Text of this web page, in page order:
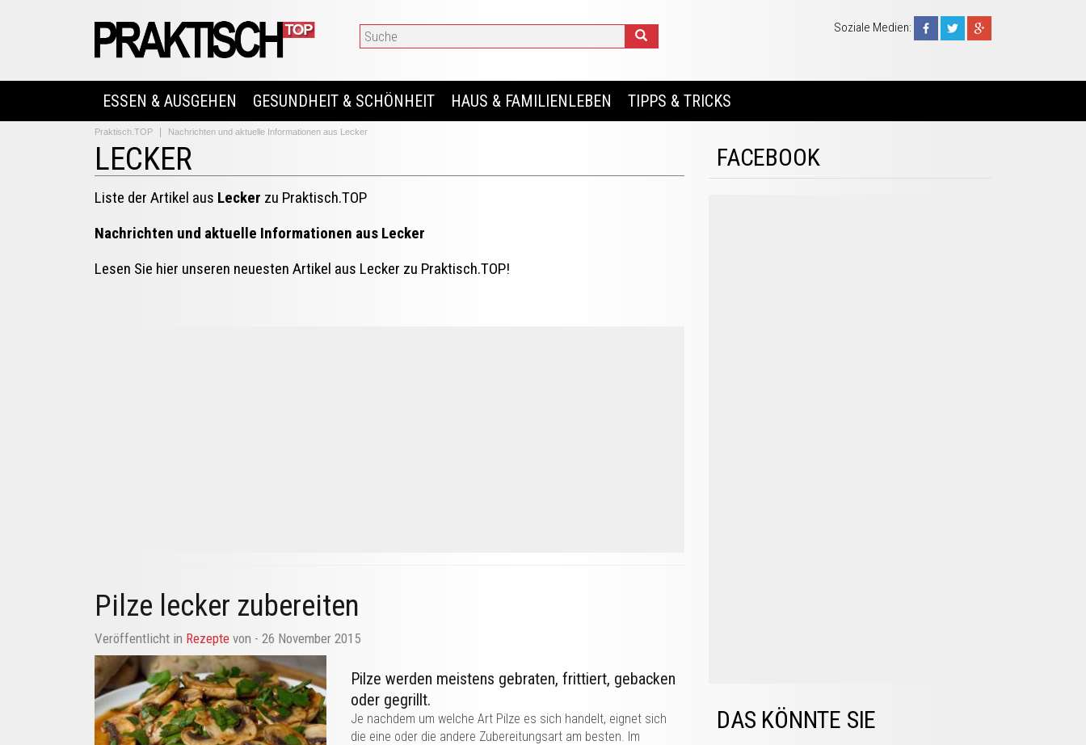
Soziale Medien:
ESSEN & AUSGEHEN GESUNDHEIT & SCHÖNHEIT HAUS & FAMILIENLEBEN TIPPS & TRICKS
Praktisch.TOP Nachrichten und aktuelle Informationen aus Lecker
LECKER
Liste der Artikel aus Lecker zu Praktisch.TOP
Nachrichten und aktuelle Informationen aus Lecker
Lesen Sie hier unseren neuesten Artikel aus Lecker zu Praktisch.TOP!
Pilze lecker zubereiten
Veröffentlicht in Rezepte von - 26 November 2015
Pilze werden meistens gebraten, frittiert, gebacken
oder gegrillt.
Je nachdem um welche Art Pilze es sich handelt, eignet sich
die eine oder die andere Zubereitungsart am besten. Im
FACEBOOK
DAS KÖNNTE SIE